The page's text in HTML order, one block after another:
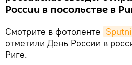
России в посольстве в
Смотрите в фотоленте
отметили День России в
Риге.